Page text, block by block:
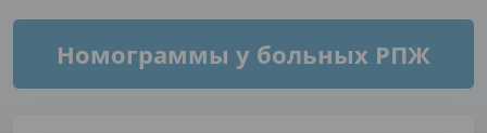
Номограммы у больных РПЖ